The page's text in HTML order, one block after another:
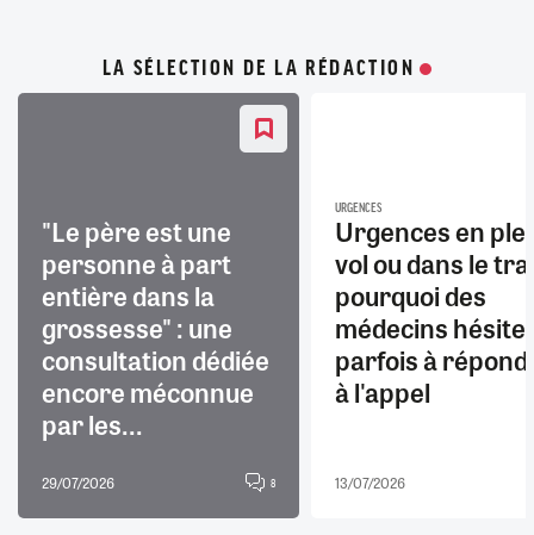
LA SÉLECTION DE LA RÉDACTION
"Le père est une
personne à part
entière dans la
grossesse" : une
consultation dédiée
encore méconnue
par les...
29/07/2026 8
URGENCES
Urgences en
vol ou dans le
pourquoi des
médecins
parfois à
à l'appel
13/07/2026